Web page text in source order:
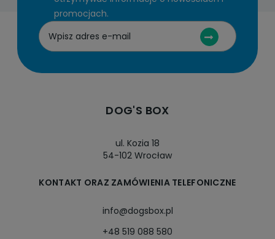
promocjach.
DOG'S BOX
ul. Kozia 18
54-102 Wrocław
KONTAKT ORAZ ZAMÓWIENIA TELEFONICZNE
info@dogsbox.pl
+48 519 088 580